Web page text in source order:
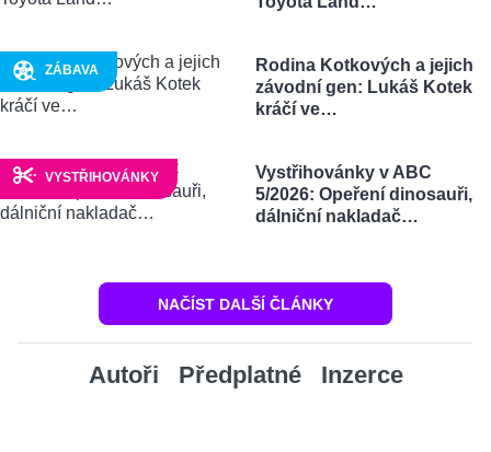
ZÁBAVA
Rodina Kotkových a jejich
závodní gen: Lukáš Kotek
kráčí ve…
VYSTŘIHOVÁNKY
Vystřihovánky v ABC
5/2026: Opeření dinosauři,
dálniční nakladač…
NAČÍST DALŠÍ ČLÁNKY
Autoři Předplatné Inzerce